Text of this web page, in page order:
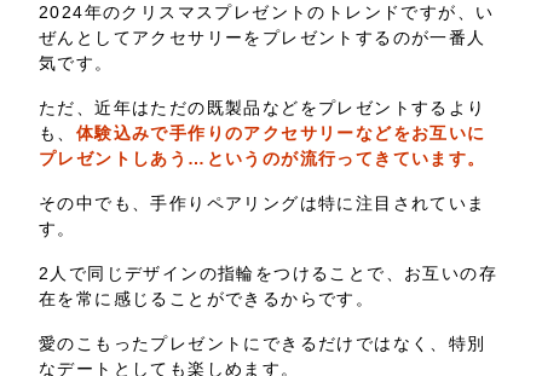
2024年のクリスマスプレゼントのトレンドですが、い
ぜんとしてアクセサリーをプレゼントするのが一番人
気です。
ただ、近年はただの既製品などをプレゼントするより
も、 体験込みで手作りのアクセサリーなどをお互いに
プレゼントしあう…というのが流行ってきています。
その中でも、手作りペアリングは特に注目されていま
す。
2人で同じデザインの指輪をつけることで、お互いの存
在を常に感じることができるからです。
愛のこもったプレゼントにできるだけではなく、特別
なデートとしても楽しめます。